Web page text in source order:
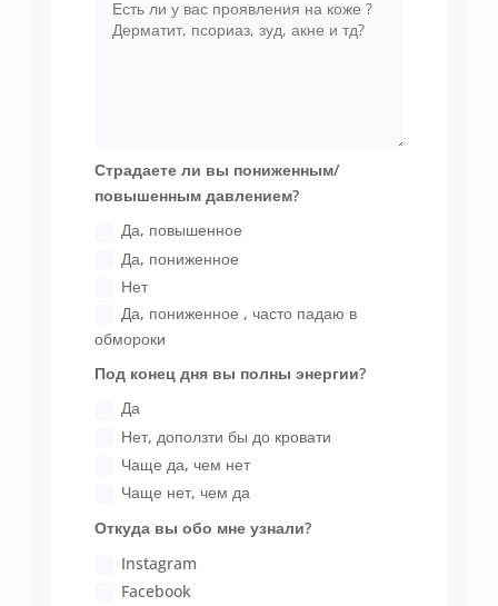
Страдаете ли вы пониженным/
повышенным давлением?
Да, повышенное
Да, пониженное
Нет
Да, пониженное , часто падаю в
обмороки
Под конец дня вы полны энергии?
Да
Нет, доползти бы до кровати
Чаще да, чем нет
Чаще нет, чем да
Откуда вы обо мне узнали?
Instagram
Facebook